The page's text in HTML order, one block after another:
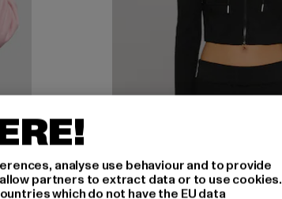
analyse use behaviour and to provide
partners to extract data or to use cookies.
which do not have the EU data